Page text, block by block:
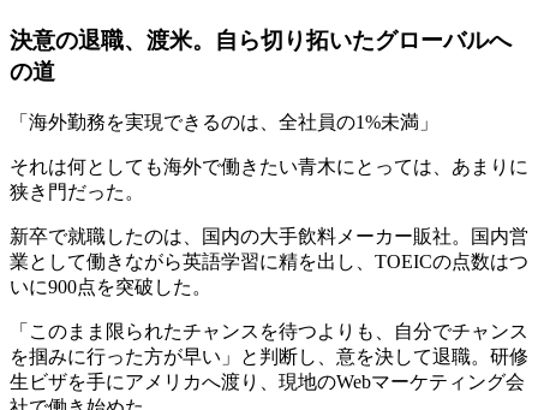
決意の退職、渡米。自ら切り拓いたグローバルへ
の道
「海外勤務を実現できるのは、全社員の1%未満」
それは何としても海外で働きたい青木にとっては、あまりに
狭き門だった。
新卒で就職したのは、国内の大手飲料メーカー販社。国内営
業として働きながら英語学習に精を出し、TOEICの点数はつ
いに900点を突破した。
「このまま限られたチャンスを待つよりも、自分でチャンス
を掴みに行った方が早い」と判断し、意を決して退職。研修
生ビザを手にアメリカへ渡り、現地のWebマーケティング会